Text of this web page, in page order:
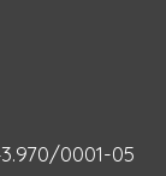
0001-05